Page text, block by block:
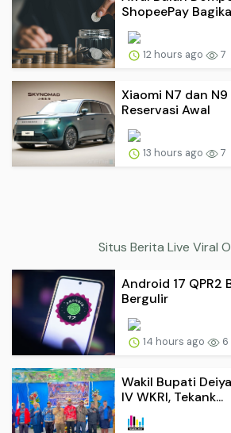
ShopeePay
12 hours ago 7
Xiaomi N7 dan
Reservasi Awal
13 hours ago 7
Situs Berita Live Viral
Android 17 QPR2
Bergulir
14 hours ago 6
Wakil Bupati
IV WKRI, Tekank...